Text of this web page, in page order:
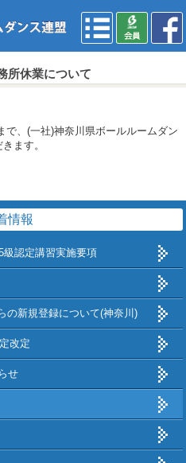
所休業について
で、(一社)神奈川県ボールルームダン
ます。
情報
級認定講習実施要項
の新規登録について(神奈川)
改定
せ